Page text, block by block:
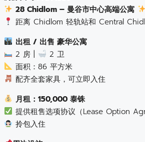
28 Chidlom – 曼谷市中心高端公寓
距离 Chidlom 轻轨站和 Central
出租 / 出售 豪华公寓
2 房 |
2 卫
面积：86 平方米
配齐全套家具，可立即入住
月租：150,000 泰铢
提供租售选项协议（Lease Option
拎包入住